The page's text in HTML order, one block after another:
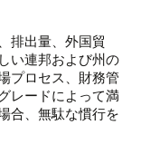
排出量、外国貿
い連邦および州の
プロセス、財務管
レードによって満
合、無駄な慣行を